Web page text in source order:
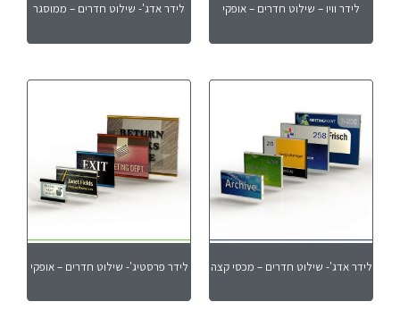
לידר וויו – שילוט חדרים – אופקי לידר אדג'- שילוט חדרים – ממוסגר
לידר אדג'- שילוט חדרים – מכסי קצה לידר פרסטיג'- שילוט חדרים – אופקי